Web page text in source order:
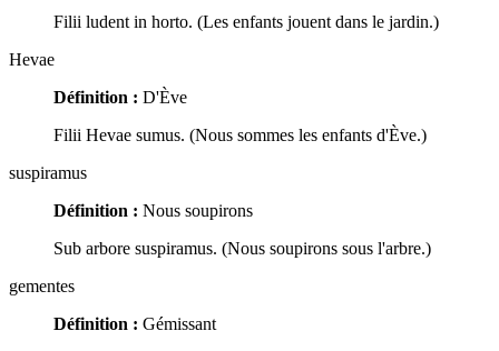
Filii ludent in horto. (Les enfants jouent dans le jardin.)
Hevae
Définition : D'Ève
Filii Hevae sumus. (Nous sommes les enfants d'Ève.)
suspiramus
Définition : Nous soupirons
Sub arbore suspiramus. (Nous soupirons sous l'arbre.)
gementes
Définition : Gémissant